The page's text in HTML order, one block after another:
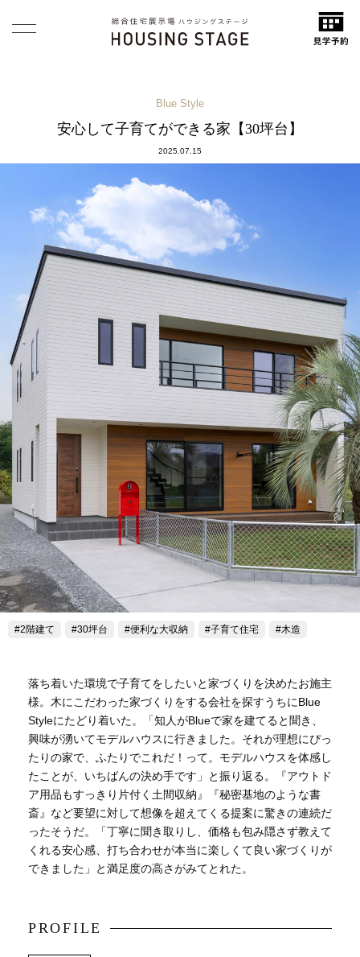
Blue Style
安心して子育てができる家【30坪台】
2025.07.15
2階建て 30坪台 便利な大収納 子育て住宅 木造
落ち着いた環境で子育てをしたいと家づくりを決めたお施主
様。木にこだわった家づくりをする会社を探すうちにBlue
Styleにたどり着いた。「知人がBlueで家を建てると聞き、
興味が湧いてモデルハウスに行きました。それが理想にぴっ
たりの家で、ふたりでこれだ！って。モデルハウスを体感し
たことが、いちばんの決め手です」と振り返る。『アウトド
ア用品もすっきり片付く土間収納』『秘密基地のような書
斎』など要望に対して想像を超えてくる提案に驚きの連続だ
ったそうだ。「丁寧に聞き取りし、価格も包み隠さず教えて
くれる安心感、打ち合わせが本当に楽しくて良い家づくりが
できました」と満足度の高さがみてとれた。
PROFILE